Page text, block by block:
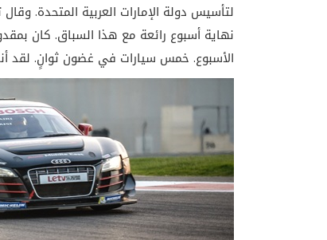
لتأسيس دولة الإمارات العربية المتحدة.
الأسبوع. خمس سيارات في غضون ثوانٍ. لقد